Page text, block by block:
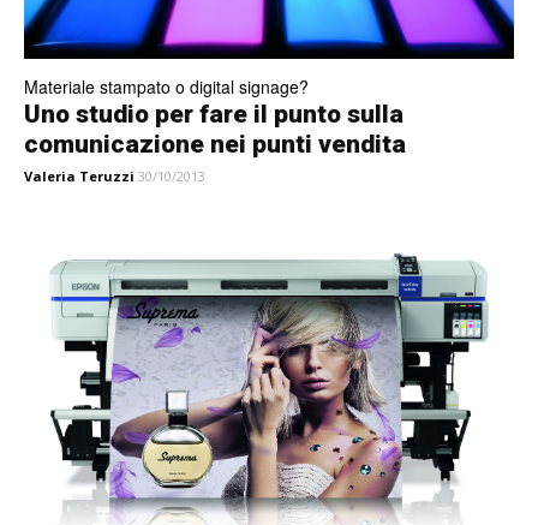
Materiale stampato o digital signage?
Uno studio per fare il punto sulla
comunicazione nei punti vendita
Valeria Teruzzi 30/10/2013